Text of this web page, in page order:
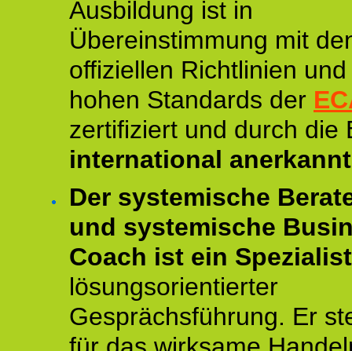
Ausbildung ist in
Übereinstimmung mit
offiziellen Richtlinien
hohen Standards der
zertifiziert und durch die
international
Der systemische
und systemische
Coach ist ein
lösungsorientierter
Gesprächsführung. Er